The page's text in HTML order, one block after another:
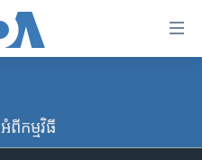
អំពី​កម្មវិធី​